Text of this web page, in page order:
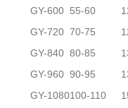
GY-600 55-60
GY-720 70-75
GY-840 80-85
GY-960 90-95
GY-1080100-110